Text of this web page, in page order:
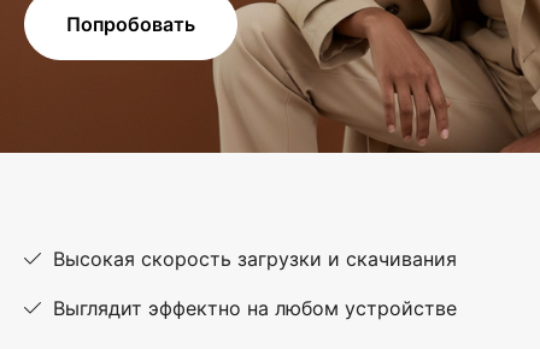
Попробовать
Высокая скорость загрузки и скачивания
Выглядит эффектно на любом устройстве